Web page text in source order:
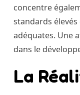
concentre
standards
adéquates. Une
dans le
La